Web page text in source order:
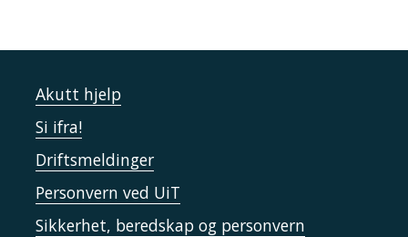
Akutt hjelp
Si ifra!
Driftsmeldinger
Personvern ved UiT
Sikkerhet, beredskap og personvern